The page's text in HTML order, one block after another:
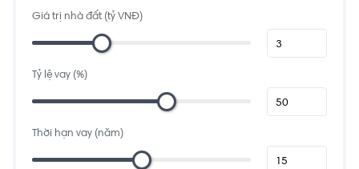
Nam
Coffee Suối Mơ
1915 Huỳnh Tấn Phát, TT. Nhà Bè, Nhà Bè, Thành phố Hồ Chí Minh, Việt Nam
0.6 km
1521 Huỳnh Tấn Phát, Phú Mỹ, Quận 7, Thành phố Hồ Chí Minh, Việt Nam
Chợ Phú Thuận
92C28 KDC, Savimex, Đường Gò Ô Môi, Phú Thuận, Quận 7, Thành phố Hồ
Giá trị nhà đất (tỷ VNĐ)
Tỷ lệ vay (%)
Thời hạn vay (năm)